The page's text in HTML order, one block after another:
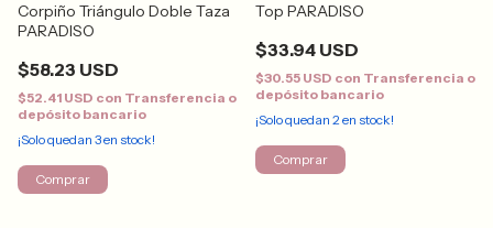
Corpiño Triángulo Doble Taza
PARADISO
$58.23 USD
$52.41 USD con Transferencia o
depósito bancario
¡Solo quedan 3en stock!
Comprar
Top PARADISO
$33.94 USD
$30.55 USD con Transferencia o
depósito bancario
¡Solo quedan 2en stock!
Comprar